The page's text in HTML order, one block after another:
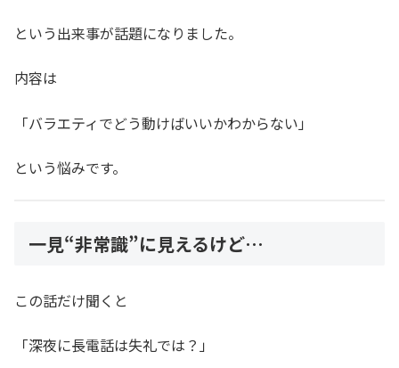
という出来事が話題になりました。
内容は
「バラエティでどう動けばいいかわからない」
という悩みです。
一見“非常識”に見えるけど…
この話だけ聞くと
「深夜に長電話は失礼では？」